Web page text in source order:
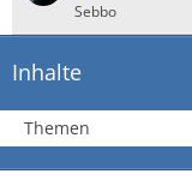
Sebbo
Inhalte
Themen